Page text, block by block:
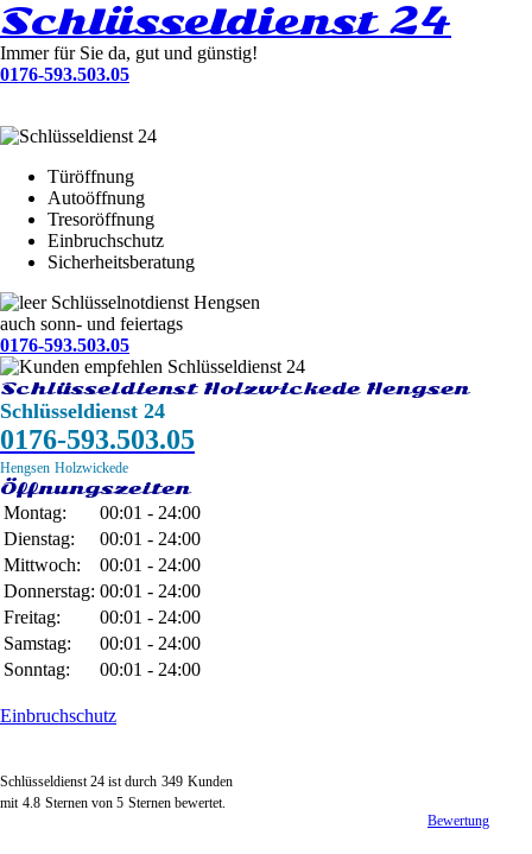
Schlüsseldienst 24
Immer für Sie da, gut und günstig!
0176-593.503.05
Türöffnung
Autoöffnung
Tresoröffnung
Einbruchschutz
Sicherheitsberatung
Schlüsselnotdienst Hengsen
auch sonn- und feiertags
0176-593.503.05
Schlüsseldienst Holzwickede Hengsen
Schlüsseldienst 24
0176-593.503.05
Hengsen Holzwickede
Öffnungszeiten
Montag:
00:01 - 24:00
Dienstag:
00:01 - 24:00
Mittwoch:
00:01 - 24:00
Donnerstag: 00:01 - 24:00
Freitag:
00:01 - 24:00
Samstag:
00:01 - 24:00
Sonntag:
00:01 - 24:00
Einbruchschutz
Schlüsseldienst 24 ist durch 349 Kunden
mit 4.8 Sternen von 5 Sternen bewertet.
Bewertung